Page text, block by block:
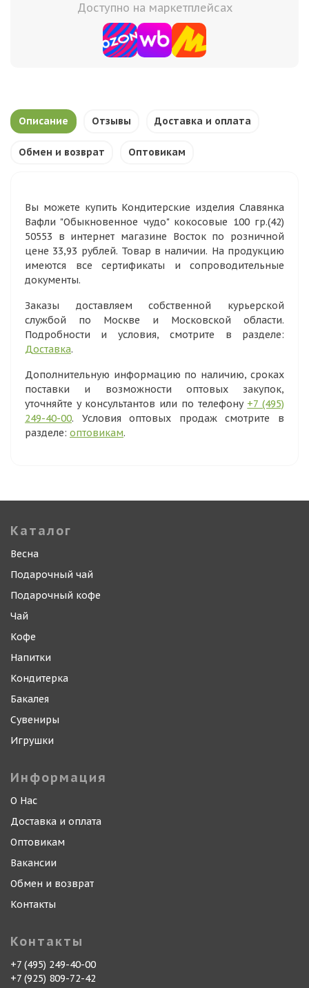
Доступно на маркетплейсах
Описание Отзывы Доставка и оплата
Обмен и возврат Оптовикам
Вы можете купить Кондитерские изделия Славянка
Вафли "Обыкновенное чудо" кокосовые 100 гр.(42)
50553 в интернет магазине Восток по розничной
цене 33,93 рублей. Товар в наличии. На продукцию
имеются все сертификаты и сопроводительные
документы.
Заказы доставляем собственной курьерской
службой по Москве и Московской области.
Подробности и условия, смотрите в разделе:
Доставка.
Дополнительную информацию по наличию, сроках
поставки и возможности оптовых закупок,
уточняйте у консультантов или по телефону +7 (495)
249-40-00. Условия оптовых продаж смотрите в
разделе: оптовикам.
Каталог
Весна
Подарочный чай
Подарочный кофе
Чай
Кофе
Напитки
Кондитерка
Бакалея
Сувениры
Игрушки
Информация
О Нас
Доставка и оплата
Оптовикам
Вакансии
Обмен и возврат
Контакты
Контакты
+7 (495) 249-40-00
+7 (925) 809-72-42